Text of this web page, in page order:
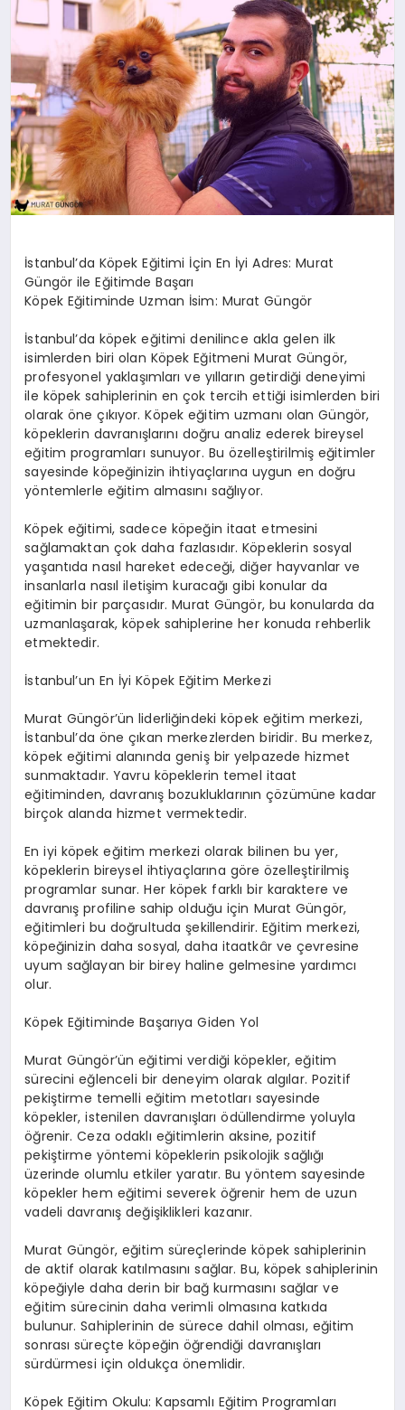
İstanbul’da Köpek Eğitimi İçin En İyi Adres: Murat
Güngör ile Eğitimde Başarı
Köpek Eğitiminde Uzman İsim: Murat Güngör
İstanbul’da köpek eğitimi denilince akla gelen ilk
isimlerden biri olan Köpek Eğitmeni Murat Güngör,
profesyonel yaklaşımları ve yılların getirdiği deneyimi
ile köpek sahiplerinin en çok tercih ettiği isimlerden biri
olarak öne çıkıyor. Köpek eğitim uzmanı olan Güngör,
köpeklerin davranışlarını doğru analiz ederek bireysel
eğitim programları sunuyor. Bu özelleştirilmiş eğitimler
sayesinde köpeğinizin ihtiyaçlarına uygun en doğru
yöntemlerle eğitim almasını sağlıyor.
Köpek eğitimi, sadece köpeğin itaat etmesini
sağlamaktan çok daha fazlasıdır. Köpeklerin sosyal
yaşantıda nasıl hareket edeceği, diğer hayvanlar ve
insanlarla nasıl iletişim kuracağı gibi konular da
eğitimin bir parçasıdır. Murat Güngör, bu konularda da
uzmanlaşarak, köpek sahiplerine her konuda rehberlik
etmektedir.
İstanbul’un En İyi Köpek Eğitim Merkezi
Murat Güngör’ün liderliğindeki köpek eğitim merkezi,
İstanbul’da öne çıkan merkezlerden biridir. Bu merkez,
köpek eğitimi alanında geniş bir yelpazede hizmet
sunmaktadır. Yavru köpeklerin temel itaat
eğitiminden, davranış bozukluklarının çözümüne kadar
birçok alanda hizmet vermektedir.
En iyi köpek eğitim merkezi olarak bilinen bu yer,
köpeklerin bireysel ihtiyaçlarına göre özelleştirilmiş
programlar sunar. Her köpek farklı bir karaktere ve
davranış profiline sahip olduğu için Murat Güngör,
eğitimleri bu doğrultuda şekillendirir. Eğitim merkezi,
köpeğinizin daha sosyal, daha itaatkâr ve çevresine
uyum sağlayan bir birey haline gelmesine yardımcı
olur.
Köpek Eğitiminde Başarıya Giden Yol
Murat Güngör’ün eğitimi verdiği köpekler, eğitim
sürecini eğlenceli bir deneyim olarak algılar. Pozitif
pekiştirme temelli eğitim metotları sayesinde
köpekler, istenilen davranışları ödüllendirme yoluyla
öğrenir. Ceza odaklı eğitimlerin aksine, pozitif
pekiştirme yöntemi köpeklerin psikolojik sağlığı
üzerinde olumlu etkiler yaratır. Bu yöntem sayesinde
köpekler hem eğitimi severek öğrenir hem de uzun
vadeli davranış değişiklikleri kazanır.
Murat Güngör, eğitim süreçlerinde köpek sahiplerinin
de aktif olarak katılmasını sağlar. Bu, köpek sahiplerinin
köpeğiyle daha derin bir bağ kurmasını sağlar ve
eğitim sürecinin daha verimli olmasına katkıda
bulunur. Sahiplerinin de sürece dahil olması, eğitim
sonrası süreçte köpeğin öğrendiği davranışları
sürdürmesi için oldukça önemlidir.
Köpek Eğitim Okulu: Kapsamlı Eğitim Programları